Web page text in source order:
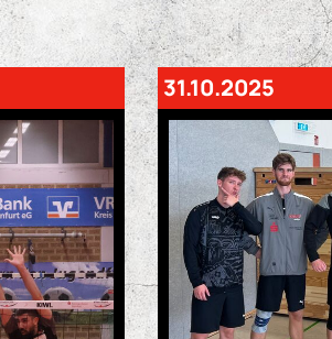
31.10.2025